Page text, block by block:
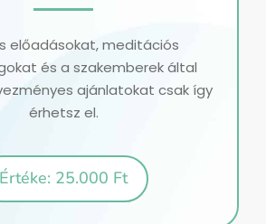
előadásokat, meditációs
és a szakemberek által
ajánlatokat csak így
érhetsz el.
Értéke: 25.000 Ft